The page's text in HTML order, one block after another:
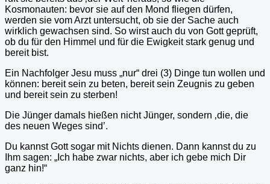
Kosmonauten: bevor sie auf den Mond fliegen dürfen,
werden sie vom Arzt untersucht, ob sie der Sache auch
wirklich gewachsen sind. So wirst auch du von Gott geprüft,
ob du für den Himmel und für die Ewigkeit stark genug und
bereit bist.
Ein Nachfolger Jesu muss „nur“ drei (3) Dinge tun wollen und
können: bereit sein zu beten, bereit sein Zeugnis zu geben
und bereit sein zu sterben!
Die Jünger damals hießen nicht Jünger, sondern ‚die, die
des neuen Weges sind’.
Du kannst Gott sogar mit Nichts dienen. Dann kannst du zu
Ihm sagen: „Ich habe zwar nichts, aber ich gebe mich Dir
ganz hin!“